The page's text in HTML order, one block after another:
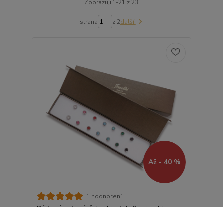
Zobrazuji 1-21 z 23
strana z 2další
Až - 40 %
1 hodnocení